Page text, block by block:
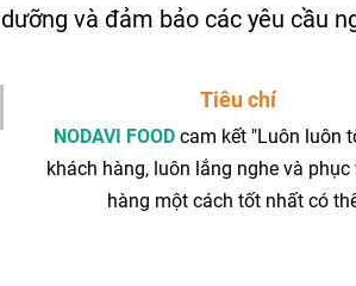
và đảm bảo các yêu cầu
Tiêu chí
NODAVI FOODcam kết "Luôn luôn
khách hàng, luôn lắng nghe và phục
hàng một cách tốt nhất có